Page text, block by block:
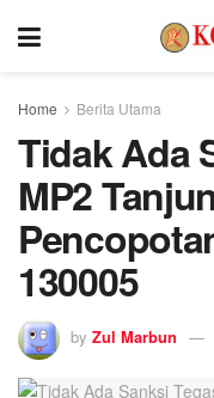
Home Berita Utama
Tidak Ada
MP2
130005
by Zul Marbun